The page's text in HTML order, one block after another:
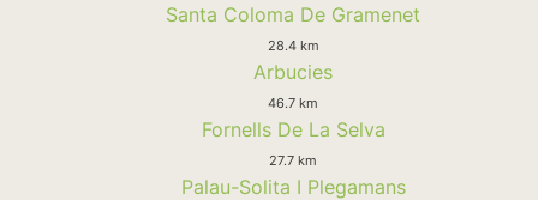
Santa Coloma De Gramenet
28.4 km
Arbucies
46.7 km
Fornells De La Selva
27.7 km
Palau-Solita I Plegamans